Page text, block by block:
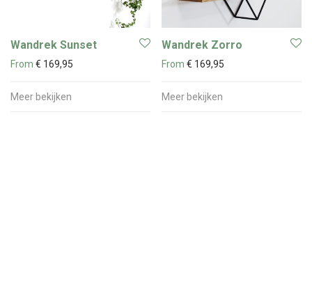
Wandrek Sunset
From € 169,95
Meer bekijken
Wandrek Zorro
From € 169,95
Meer bekijken